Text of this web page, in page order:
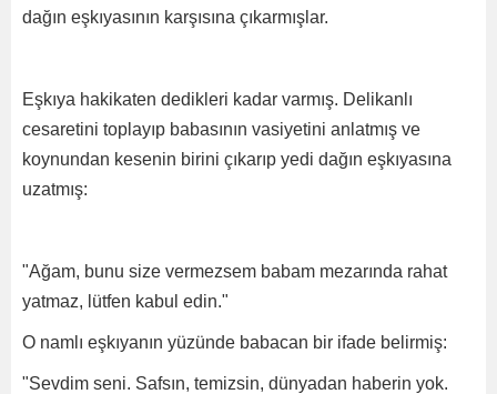
dağın eşkıyasının karşısına çıkarmışlar.
Eşkıya hakikaten dedikleri kadar varmış. Delikanlı
cesaretini toplayıp babasının vasiyetini anlatmış ve
koynundan kesenin birini çıkarıp yedi dağın eşkıyasına
uzatmış:
"Ağam, bunu size vermezsem babam mezarında rahat
yatmaz, lütfen kabul edin."
O namlı eşkıyanın yüzünde babacan bir ifade belirmiş:
"Sevdim seni. Safsın, temizsin, dünyadan haberin yok.